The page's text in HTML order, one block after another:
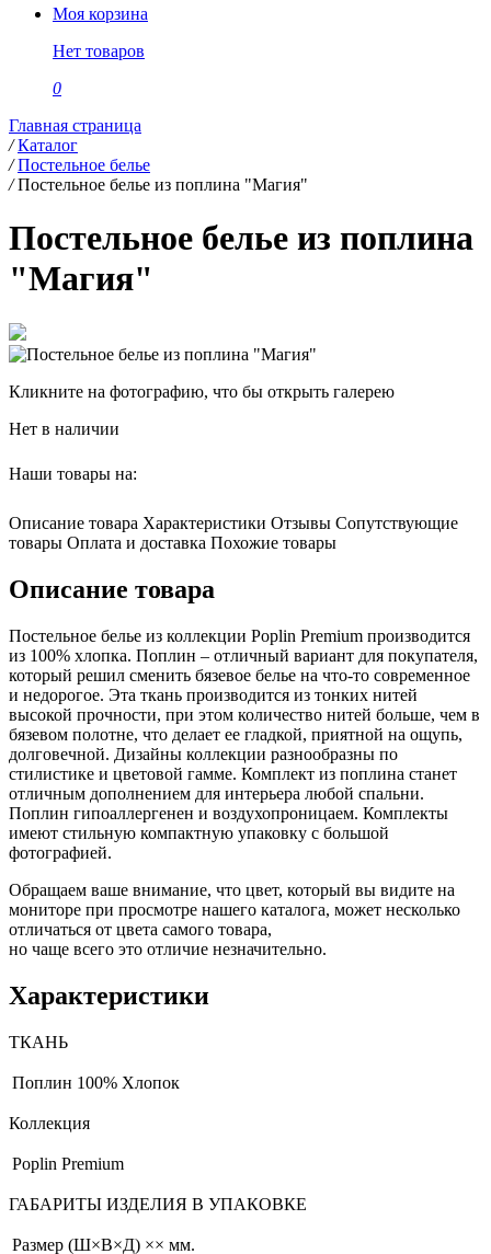
Моя корзина
Нет товаров
0
Главная страница
/ Каталог
/ Постельное белье
/ Постельное белье из поплина "Магия"
Постельное белье из поплина
"Магия"
Кликните на фотографию, что бы открыть галерею
Нет в наличии
Наши товары на:
Описание товара Характеристики Отзывы Сопутствующие
товары Оплата и доставка Похожие товары
Описание товара
Постельное белье из коллекции Poplin Premium производится
из 100% хлопка. Поплин – отличный вариант для покупателя,
который решил сменить бязевое белье на что-то современное
и недорогое. Эта ткань производится из тонких нитей
высокой прочности, при этом количество нитей больше, чем в
бязевом полотне, что делает ее гладкой, приятной на ощупь,
долговечной. Дизайны коллекции разнообразны по
стилистике и цветовой гамме. Комплект из поплина станет
отличным дополнением для интерьера любой спальни.
Поплин гипоаллергенен и воздухопроницаем. Комплекты
имеют стильную компактную упаковку с большой
фотографией.
Обращаем ваше внимание, что цвет, который вы видите на
мониторе при просмотре нашего каталога, может несколько
отличаться от цвета самого товара,
но чаще всего это отличие незначительно.
Характеристики
ТКАНЬ
Поплин 100% Хлопок
Коллекция
Poplin Premium
ГАБАРИТЫ ИЗДЕЛИЯ В УПАКОВКЕ
Размер (Ш×В×Д) ×× мм.